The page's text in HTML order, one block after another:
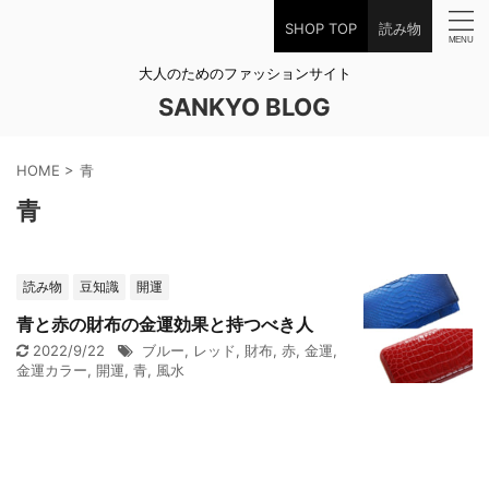
SHOP TOP 読み物
大人のためのファッションサイト
SANKYO BLOG
HOME > 青
青
読み物 豆知識 開運
青と赤の財布の金運効果と持つべき人
2022/9/22 ブルー, レッド, 財布, 赤, 金運,
金運カラー, 開運, 青, 風水